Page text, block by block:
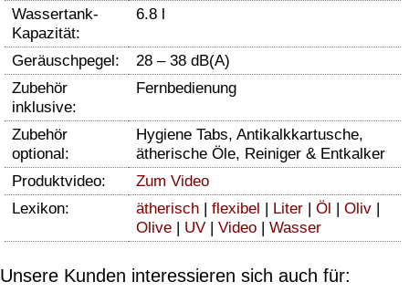
Wassertank-
Kapazität:
6.8 l
Geräuschpegel:
28 – 38 dB(A)
Zubehör
inklusive:
Fernbedienung
Zubehör
optional:
Hygiene Tabs, Antikalkkartusche,
ätherische Öle, Reiniger & Entkalker
Produktvideo:
Zum Video
Lexikon:
ätherisch | flexibel | Liter | Öl | Oliv |
Olive | UV | Video | Wasser
Unsere Kunden interessieren sich auch für: